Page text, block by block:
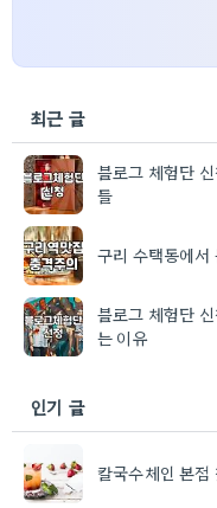
최근 글
블로그 체험단
들
구리 수택동에서
블로그 체험단
는 이유
인기 글
칼국수체인 본점